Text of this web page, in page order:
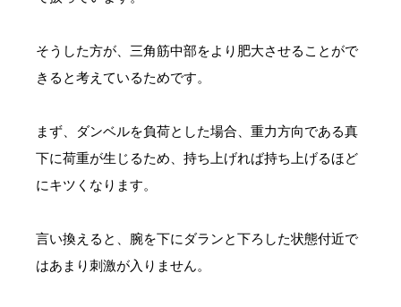
そうした方が、三角筋中部をより肥大させることがで
きると考えているためです。
まず、ダンベルを負荷とした場合、重力方向である真
下に荷重が生じるため、持ち上げれば持ち上げるほど
にキツくなります。
言い換えると、腕を下にダランと下ろした状態付近で
はあまり刺激が入りません。